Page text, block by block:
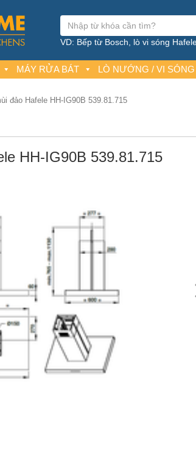
VD: Bếp từ Bosch, lò vi sóng
MÁY RỬA BÁT LÒ NƯỚNG / VI SÓNG
đảo Hafele HH-IG90B 539.81.715
HH-IG90B 539.81.715